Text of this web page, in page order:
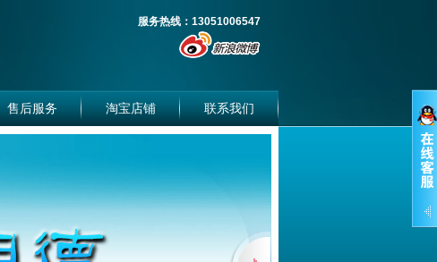
服务热线：13051006547
售后服务 淘宝店铺 联系我们